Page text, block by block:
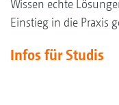
Wissen echte
Einstieg in die Praxis
Infos für Studis